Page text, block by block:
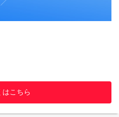
び
未満の医師
はこちら